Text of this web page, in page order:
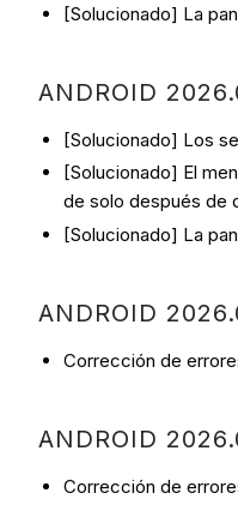
[Solucionado] La
ANDROID
[Solucionado] Los
[Solucionado] El
de solo después de
[Solucionado] La
ANDROID
Corrección de
ANDROID
Corrección de